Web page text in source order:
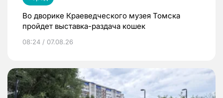
Во дворике Краеведческого музея Томска
пройдет выставка-раздача кошек
08:24 / 07.08.26